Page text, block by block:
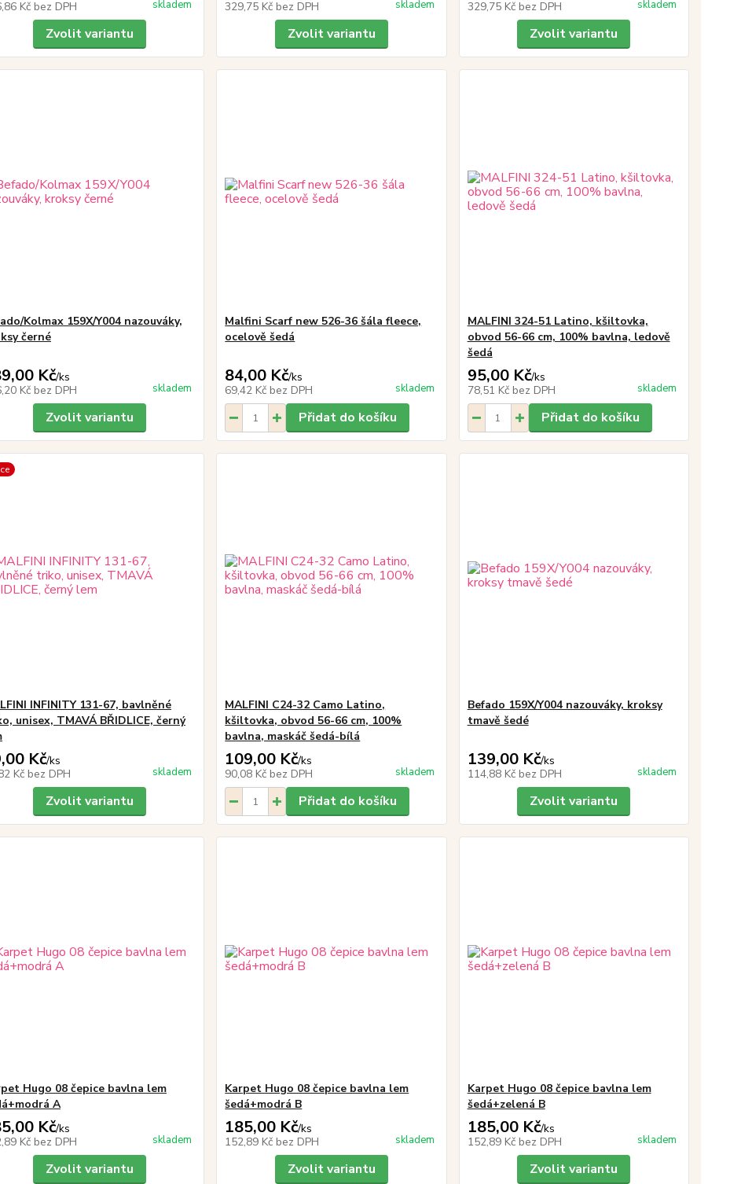
Kč bez DPH skladem
Zvolit variantu
329,75 Kč bez DPH skladem
Zvolit variantu
329,75 Kč bez DPH skladem
Zvolit variantu
Kolmax 159X/Y004 nazouváky,
černé
Kč/ks
Kč bez DPH skladem
Zvolit variantu
Malfini Scarf new 526-36 šála fleece,
ocelově šedá
84,00 Kč/ks
69,42 Kč bez DPH skladem
Přidat do košíku
MALFINI 324-51 Latino, kšiltovka,
obvod 56-66 cm, 100% bavlna, ledově
šedá
95,00 Kč/ks
78,51 Kč bez DPH skladem
Přidat do košíku
INFINITY 131-67, bavlněné
unisex, TMAVÁ BŘIDLICE, černý
Kč/ks
Kč bez DPH skladem
Zvolit variantu
MALFINI C24-32 Camo Latino,
kšiltovka, obvod 56-66 cm, 100%
bavlna, maskáč šedá-bílá
109,00 Kč/ks
90,08 Kč bez DPH skladem
Přidat do košíku
Befado 159X/Y004 nazouváky, kroksy
tmavě šedé
139,00 Kč/ks
114,88 Kč bez DPH skladem
Zvolit variantu
Hugo 08 čepice bavlna lem
A
Kč/ks
Kč bez DPH skladem
Zvolit variantu
Karpet Hugo 08 čepice bavlna lem
šedá+modrá B
185,00 Kč/ks
152,89 Kč bez DPH skladem
Zvolit variantu
Karpet Hugo 08 čepice bavlna lem
šedá+zelená B
185,00 Kč/ks
152,89 Kč bez DPH skladem
Zvolit variantu